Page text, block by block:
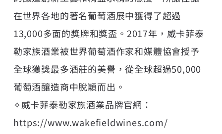
在世界各地的著名葡萄酒展中獲得了超過
13,000多面的獎牌和獎盃。2017年，威卡菲泰
勒家族酒業被世界葡萄酒作家和媒體協會授予
全球獲獎最多酒莊的美譽，從全球超過50,000
葡萄酒釀造商中脫穎而出。
✧威卡菲泰勒家族酒業品牌官網：
https://www.wakefieldwines.com/